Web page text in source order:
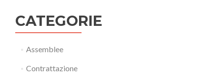
CATEGORIE
Assemblee
Contrattazione